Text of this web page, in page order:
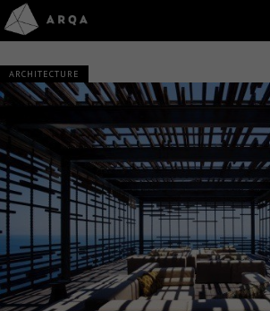
ARCHITECTURE